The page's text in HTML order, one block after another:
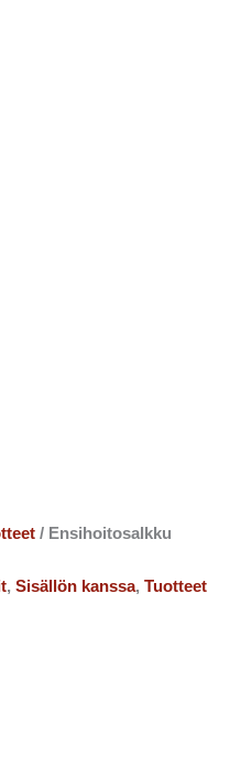
/ Ensihoitosalkku
, Sisällön kanssa, Tuotteet